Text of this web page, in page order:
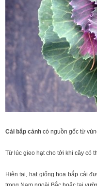
Cải bắp cảnhcó nguồn gốc từ
Từ lúc gieo hạt cho tới khi cây có
Hiện tại, hạt giống hoa bắp cải